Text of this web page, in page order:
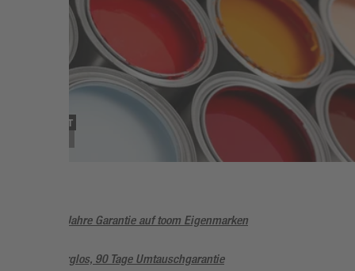
SORTIMENT
5 Jahre Garantie auf toom Eigenmarken
Sorglos, 90 Tage Umtauschgarantie